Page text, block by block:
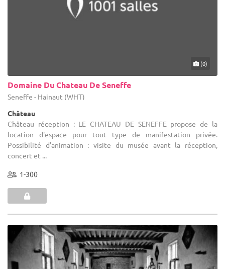
(0)
Domaine Du Chateau De Seneffe
Seneffe - Hainaut (WHT)
Château
Château réception : LE CHATEAU DE SENEFFE propose de la
location d'espace pour tout type de manifestation privée.
Possibilité d'animation : visite du musée avant la réception,
concert et ...
1-300